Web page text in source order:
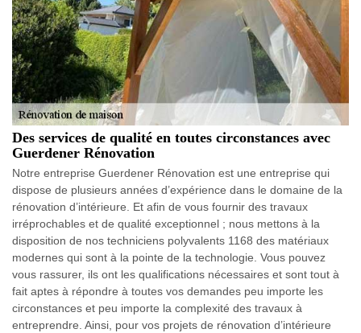
Des services de qualité en toutes circonstances avec
Guerdener Rénovation
Notre entreprise Guerdener Rénovation est une entreprise qui
dispose de plusieurs années d’expérience dans le domaine de la
rénovation d’intérieure. Et afin de vous fournir des travaux
irréprochables et de qualité exceptionnel ; nous mettons à la
disposition de nos techniciens polyvalents 1168 des matériaux
modernes qui sont à la pointe de la technologie. Vous pouvez
vous rassurer, ils ont les qualifications nécessaires et sont tout à
fait aptes à répondre à toutes vos demandes peu importe les
circonstances et peu importe la complexité des travaux à
entreprendre. Ainsi, pour vos projets de rénovation d’intérieure